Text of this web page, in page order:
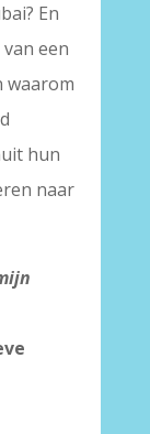
En
een
waarom
hun
naar